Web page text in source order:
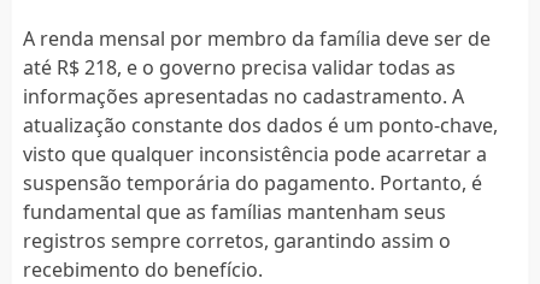
A renda mensal por membro da família deve ser de
até R$ 218, e o governo precisa validar todas as
informações apresentadas no cadastramento. A
atualização constante dos dados é um ponto-chave,
visto que qualquer inconsistência pode acarretar a
suspensão temporária do pagamento. Portanto, é
fundamental que as famílias mantenham seus
registros sempre corretos, garantindo assim o
recebimento do benefício.